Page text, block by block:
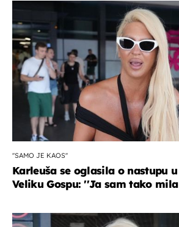
''SAMO JE KAOS''
Karleuša se oglasila o nastupu
Veliku Gospu: ''Ja sam tako